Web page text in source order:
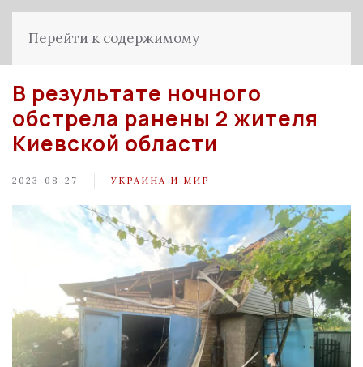
Перейти к содержимому
В результате ночного
обстрела ранены 2 жителя
Киевской области
2023-08-27 УКРАИНА И МИР